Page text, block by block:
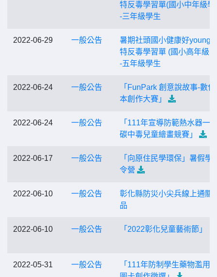
特反毒學習單(國小中年級學
-三年級學生
2022-06-29 一般公告
暑期社頭國小健康好young
特反毒學習單 (國小高年級
-五年級學生
2022-06-24 一般公告
「FunPark 創意說故事-數
本創作大賽」
2022-06-24 一般公告
「111年宣導防範熱水器一
碳中毒兒童繪畫競賽」
2022-06-17 一般公告
「向原住民學環保」暑假學
令營
2022-06-10 一般公告
彰化縣防災小尖兵線上通關
品
2022-06-10 一般公告 「2022彰化兒童藝術節」
2022-05-31 一般公告
「111年防制學生藥物濫用